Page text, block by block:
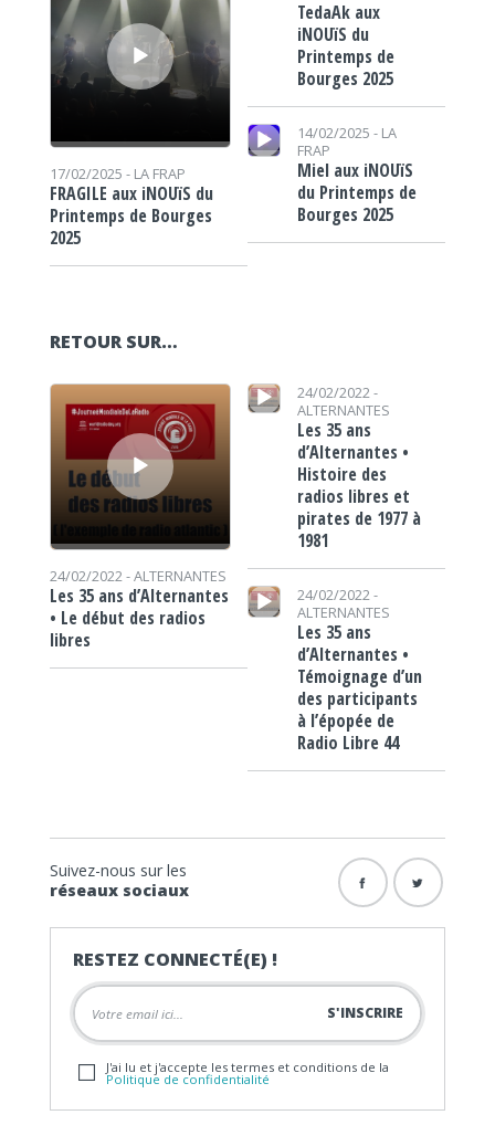
17/02/2025 - LA FRAP
FRAGILE aux iNOUïS du
Printemps de Bourges
2025
TedaAk aux
iNOUïS du
Printemps de
Bourges 2025
Lecteur audio
14/02/2025 - LA
FRAP
Miel aux iNOUïS
du Printemps de
Bourges 2025
RETOUR SUR…
Lecteur audio
24/02/2022 -ALTERNANTES
Les 35 ans d’Alternantes
• Le début des radios
libres
Lecteur audio
24/02/2022 -
ALTERNANTES
Les 35 ans
d’Alternantes •
Histoire des
radios libres et
pirates de 1977 à
1981
Lecteur audio
24/02/2022 -
ALTERNANTES
Les 35 ans
d’Alternantes •
Témoignage d’un
des participants
à l’épopée de
Radio Libre 44
Suivez-nous sur les
réseaux sociaux
RESTEZ CONNECTÉ(E) !
J'ai lu et j'accepte les termes et conditions de la
Politique de confidentialité